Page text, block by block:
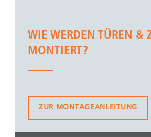
WIE WERDEN TÜREN &
MONTIERT?
ZUR MONTAGEANLEITUNG